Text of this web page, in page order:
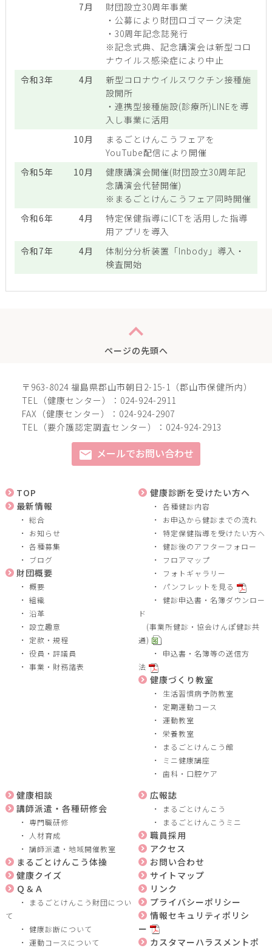
7月
財団設立30周年事業
・公募により財団ロゴマーク決定
・30周年記念誌発行
※記念式典、記念講演会は新型コロ
ナウイルス感染症により中止
令和3年
4月
新型コロナウイルスワクチン接種施
設開所
・連携型接種施設(診療所)LINEを導
入し事業に活用
10月
まるごとけんこうフェアを
YouTube配信により開催
令和5年
10月
健康講演会開催(財団設立30周年記
念講演会代替開催)
※まるごとけんこうフェア同時開催
令和6年
4月
特定保健指導にICTを活用した指導
用アプリを導入
令和7年
4月
体制分分析装置「Inbody」導入・
検査開始
expand_less
ページの先頭へ
〒963-8024 福島県郡山市朝日2-15-1（郡山市保健所内）
TEL（健康センター）：024-924-2911
FAX（健康センター）：024-924-2907
TEL（要介護認定調査センター）：024-924-2913
mail メールでお問い合わせ
TOP
最新情報
総合
お知らせ
各種募集
ブログ
財団概要
概要
組織
沿革
設立趣意
定款・規程
役員・評議員
事業・財務諸表
健康診断を受けたい方へ
各種健診内容
お申込から健診までの流れ
特定保健指導を受けたい方へ
健診後のアフターフォロー
フロアマップ
フォトギャラリー
パンフレットを見る
健診申込書・名簿ダウンロー
ド
(事業所健診・協会けんぽ健診共
通)
申込書・名簿等の送信方
法
健康づくり教室
生活習慣病予防教室
定期運動コース
運動教室
栄養教室
まるごとけんこう館
ミニ健康講座
歯科・口腔ケア
健康相談
講師派遣・各種研修会
専門職研修
人材育成
講師派遣・地域開催教室
まるごとけんこう体操
健康クイズ
Ｑ＆Ａ
まるごとけんこう財団につい
て
健康診断について
運動コースについて
広報誌
まるごとけんこう
まるごとけんこうミニ
職員採用
アクセス
お問い合わせ
サイトマップ
リンク
プライバシーポリシー
情報セキュリティポリシ
ー
カスタマーハラスメントポ